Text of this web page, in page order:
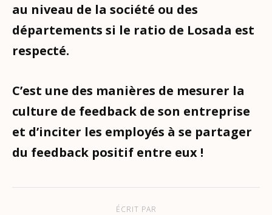
au niveau de la société ou des
départements si le ratio de Losada est
respecté.
C’est une des manières de mesurer la
culture de feedback de son entreprise
et d’inciter les employés à se partager
du feedback positif entre eux !
ÉCRIT PAR